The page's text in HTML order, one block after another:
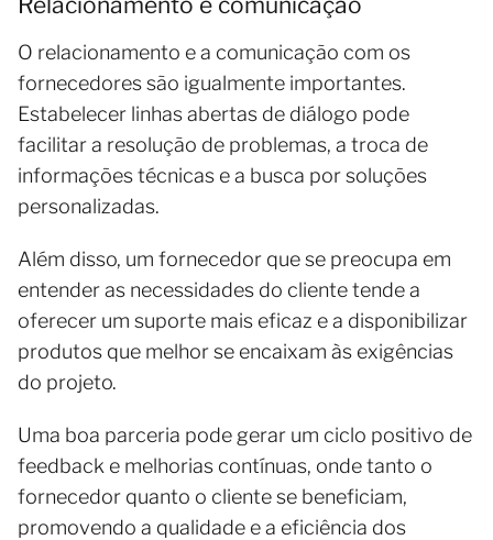
O relacionamento e a comunicação com os
fornecedores são igualmente importantes.
Estabelecer linhas abertas de diálogo pode
facilitar a resolução de problemas, a troca de
informações técnicas e a busca por soluções
personalizadas.
Além disso, um fornecedor que se preocupa em
entender as necessidades do cliente tende a
oferecer um suporte mais eficaz e a disponibilizar
produtos que melhor se encaixam às exigências
do projeto.
Uma boa parceria pode gerar um ciclo positivo de
feedback e melhorias contínuas, onde tanto o
fornecedor quanto o cliente se beneficiam,
promovendo a qualidade e a eficiência dos